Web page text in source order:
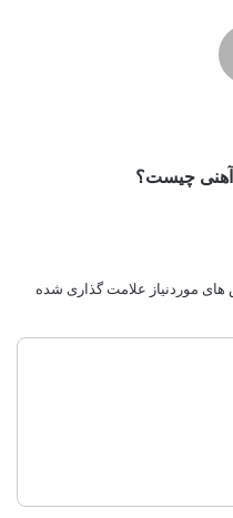
آهنی چیست؟
موردنیاز علامت گذاری شده